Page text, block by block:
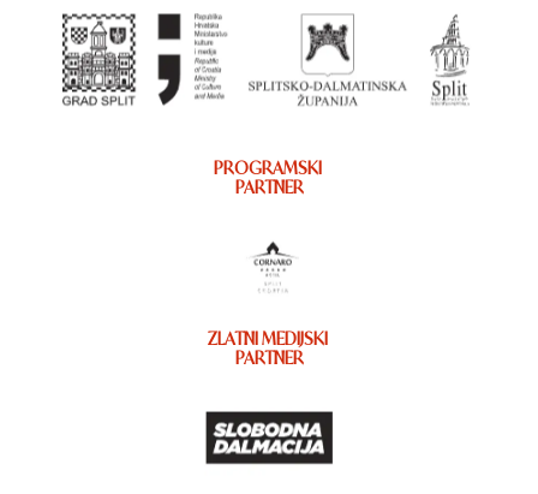
PROGRAMSKI
PARTNER
ZLATNI MEDIJSKI
PARTNER